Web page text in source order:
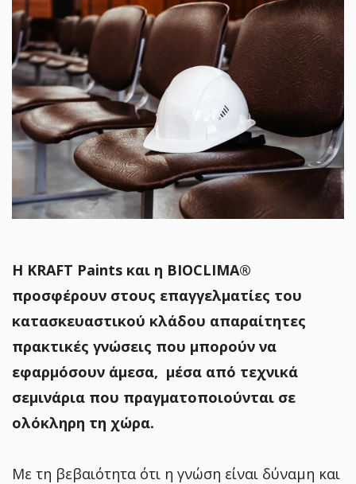
Η KRAFT Paints και η BIOCLIMA®
προσφέρουν στους επαγγελματίες του
κατασκευαστικού κλάδου απαραίτητες
πρακτικές γνώσεις που μπορούν να
εφαρμόσουν άμεσα, μέσα από τεχνικά
σεμινάρια που πραγματοποιούνται σε
ολόκληρη τη χώρα.
Με τη βεβαιότητα ότι η γνώση είναι δύναμη και